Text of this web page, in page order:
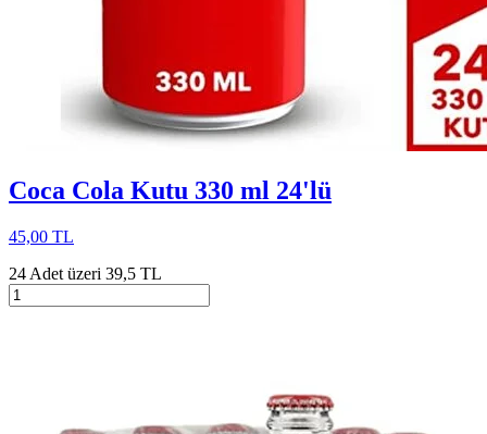
Coca Cola Kutu 330 ml 24'lü
45,00 TL
24 Adet üzeri 39,5 TL